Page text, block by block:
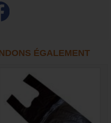
ÉGALEMENT